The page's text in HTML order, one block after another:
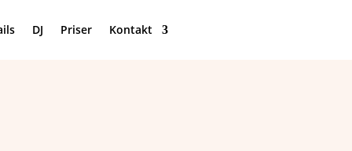
DJ Priser Kontakt